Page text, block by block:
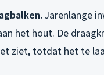
Jarenlange
het hout. De
ziet, totdat het te